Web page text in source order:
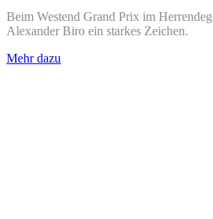
Beim Westend Grand Prix im
Alexander Biro ein starkes Zeichen.
Mehr dazu